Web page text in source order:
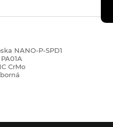
NANO-P-SPD1
CrMo